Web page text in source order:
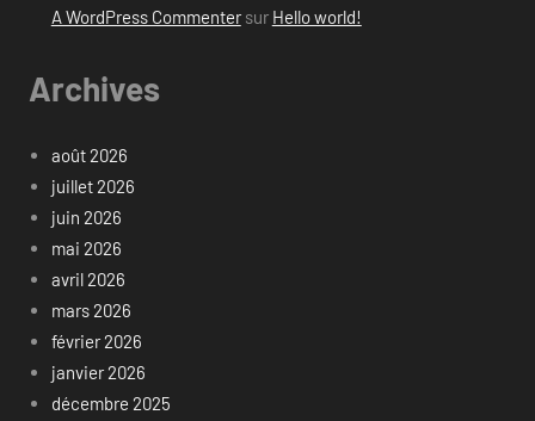
A WordPress Commentersur Hello world!
Archives
août 2026
juillet 2026
juin 2026
mai 2026
avril 2026
mars 2026
février 2026
janvier 2026
décembre 2025